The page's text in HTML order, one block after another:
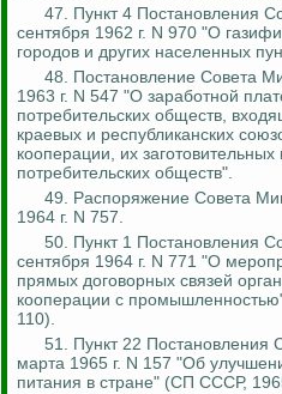
47. Пункт 4 Постановления
сентября 1962 г. N 970 "О
городов и других населенных
48. Постановление Совета
1963 г. N 547 "О заработной
потребительских обществ,
краевых и республиканских
кооперации, их заготовительных
потребительских обществ".
49. Распоряжение Совета
1964 г. N 757.
50. Пункт 1 Постановления
сентября 1964 г. N 771 "О
прямых договорных связей
кооперации с
110).
51. Пункт 22
марта 1965 г. N 157 "Об
питания в стране" (СП СССР,